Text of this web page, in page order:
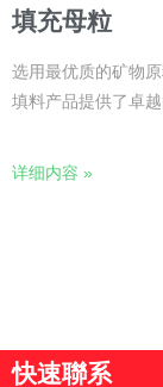
填充母粒
选用最优质的矿物
填料产品提供了卓越
详细内容 »
快速聯系